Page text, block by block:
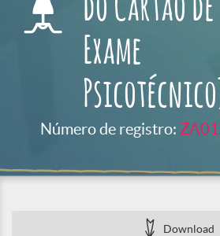
do Cartão de
Exame
Número de registro:
Download